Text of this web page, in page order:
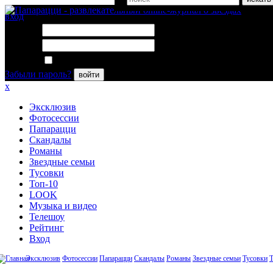
вход
Забыли пароль?
войти
x
Эксклюзив
Фотосессии
Папарацци
Скандалы
Романы
Звездные семьи
Тусовки
Топ-10
LOOK
Музыка и видео
Телешоу
Рейтинг
Вход
Эксклюзив Фотосессии Папарацци Скандалы Романы Звездные семьи Тусовки